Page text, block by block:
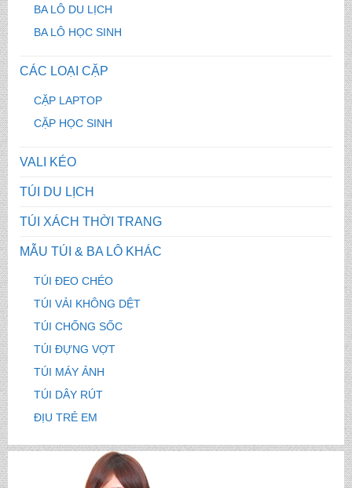
BA LÔ DU LỊCH
BA LÔ HỌC SINH
CÁC LOẠI CẶP
CẶP LAPTOP
CẶP HỌC SINH
VALI KÉO
TÚI DU LỊCH
TÚI XÁCH THỜI TRANG
MẪU TÚI & BA LÔ KHÁC
TÚI ĐEO CHÉO
TÚI VẢI KHÔNG DỆT
TÚI CHỐNG SỐC
TÚI ĐỰNG VỢT
TÚI MÁY ẢNH
TÚI DÂY RÚT
ĐỊU TRẺ EM